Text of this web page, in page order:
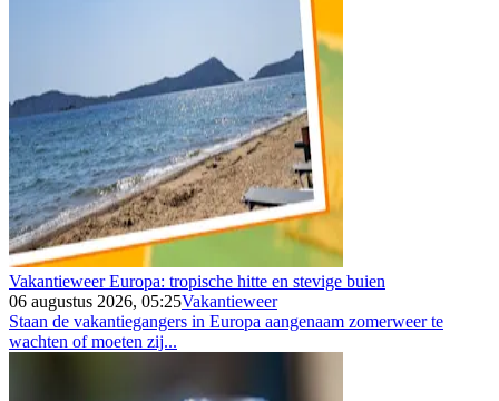
Vakantieweer Europa: tropische hitte en stevige buien
06 augustus 2026, 05:25Vakantieweer
Staan de vakantiegangers in Europa aangenaam zomerweer te
wachten of moeten zij...